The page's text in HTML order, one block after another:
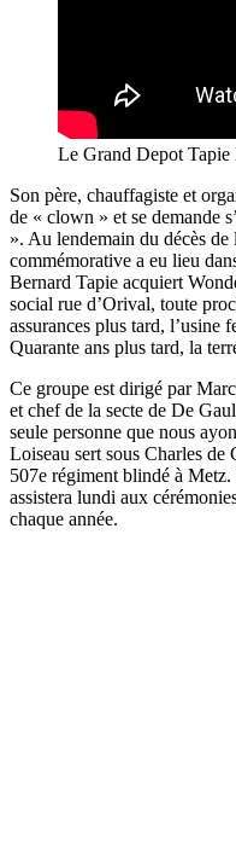
Le Grand Depot Tapie
Son père, chauffagiste et
de « clown » et se demande
». Au lendemain du décès
commémorative a eu lieu
Bernard Tapie acquiert
social rue d’Orival, toute
assurances plus tard, l’usine
Quarante ans plus tard, la
Ce groupe est dirigé par
et chef de la secte de De
seule personne que nous
Loiseau sert sous Charles
507e régiment blindé à
assistera lundi aux
chaque année.